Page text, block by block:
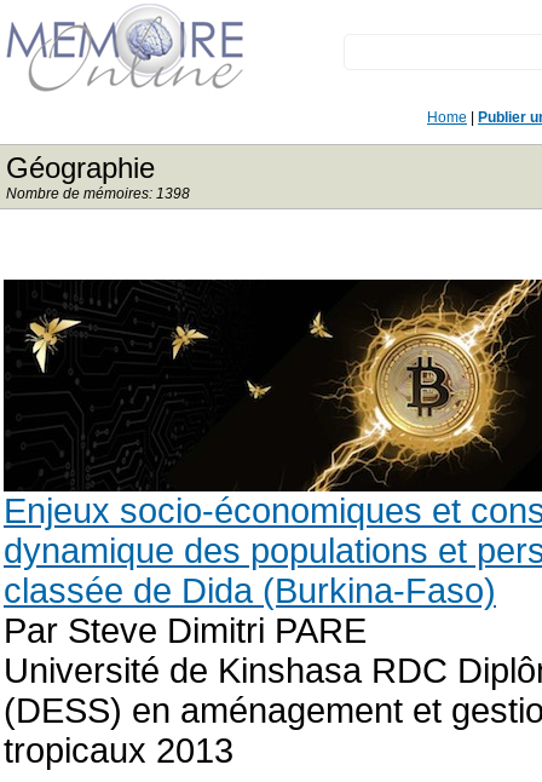
Home Publier
Géographie
Nombre de mémoires: 1398
Enjeux socio-économiques et
dynamique des populations et
classée de Dida (Burkina-Faso)
Par Steve Dimitri PARE
Université de Kinshasa RDC
(DESS) en aménagement et
tropicaux 2013